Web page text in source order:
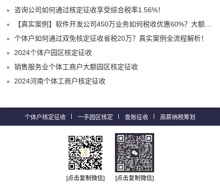
咨询公司如何通过核定征收享受综合税率1.56%！
【真实案例】软件开发公司450万业务如何税收优惠60%？大额核定征收全流程解析！
个体户如何通过双免核定征收省税20万？真实案例全流程解析！
2024个体户园区核定征收
销售服务业个体工商户大额园区核定征收
2024河南个体工商户核定征收
个体户核定征收 一手园区核定 查账征收 高薪纳税筹划
[点击复制微信] [点击复制微信]